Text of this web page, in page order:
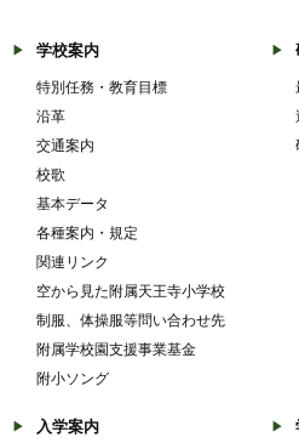
学校案内
特別任務・教育目標
沿革
交通案内
校歌
基本データ
各種案内・規定
関連リンク
空から見た附属天王寺小学校
制服、体操服等問い合わせ先
附属学校園支援事業基金
附小ソング
入学案内